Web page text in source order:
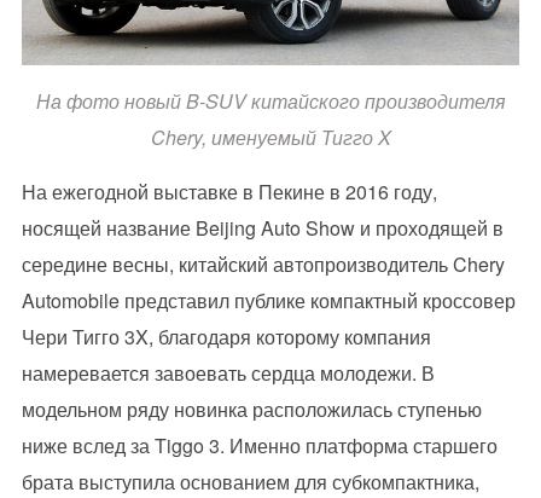
На фото новый B-SUV китайского производителя
Chery, именуемый Тигго X
На ежегодной выставке в Пекине в 2016 году,
носящей название Beijing Auto Show и проходящей в
середине весны, китайский автопроизводитель Chery
Automobile представил публике компактный кроссовер
Чери Тигго 3X, благодаря которому компания
намеревается завоевать сердца молодежи. В
модельном ряду новинка расположилась ступенью
ниже вслед за Tiggo 3. Именно платформа старшего
брата выступила основанием для субкомпактника,